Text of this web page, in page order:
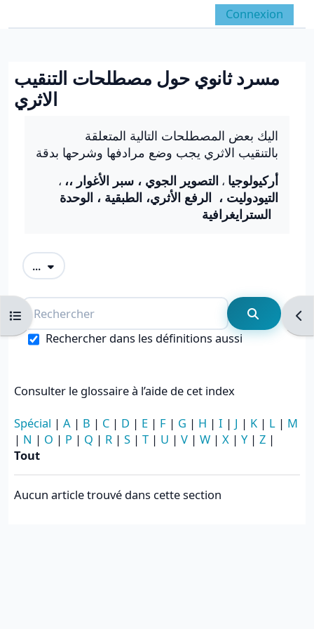
Panneau latéral
Activer/désactiver la
Connexion
Ouvrir l’index du cours
مسرد ثانوي حول مصطلحات التنقيب
الاثري
اليك بعض المصطلحات التالية المتعلقة
بالتنقيب الاثري يجب وضع مرادفها وشرحها بدقة
، ،أركيولوجيا ، التصوير الجوي ، سبر الأغوار ،
التيودوليت ، الرفع الأثري، الطبقية ، الوحدة
... Exporter des articles
Rechercher
Rechercher dans les définitions aussi
Consulter le glossaire à l’aide de cet index
Spécial | A | B | C | D | E | F | G | H | I | J | K | L | M
| N | O | P | Q | R | S | T | U | V | W | X | Y| Z |
Tout
Aucun article trouvé dans cette section